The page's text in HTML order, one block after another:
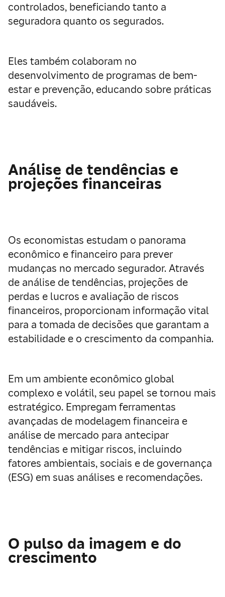
controlados, beneficiando tanto a
seguradora quanto os segurados.
Eles também colaboram no
desenvolvimento de programas de bem-
estar e prevenção, educando sobre práticas
saudáveis.
Análise de tendências e
projeções financeiras
Os economistas estudam o panorama
econômico e financeiro para prever
mudanças no mercado segurador. Através
de análise de tendências, projeções de
perdas e lucros e avaliação de riscos
financeiros, proporcionam informação vital
para a tomada de decisões que garantam a
estabilidade e o crescimento da companhia.
Em um ambiente econômico global
complexo e volátil, seu papel se tornou mais
estratégico. Empregam ferramentas
avançadas de modelagem financeira e
análise de mercado para antecipar
tendências e mitigar riscos, incluindo
fatores ambientais, sociais e de governança
(ESG) em suas análises e recomendações.
O pulso da imagem e do
crescimento